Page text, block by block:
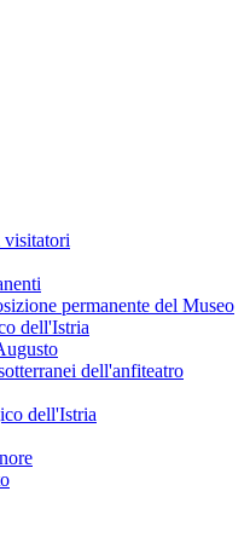
permanente del Museo
dell'Istria
dell'anfiteatro
dell'Istria